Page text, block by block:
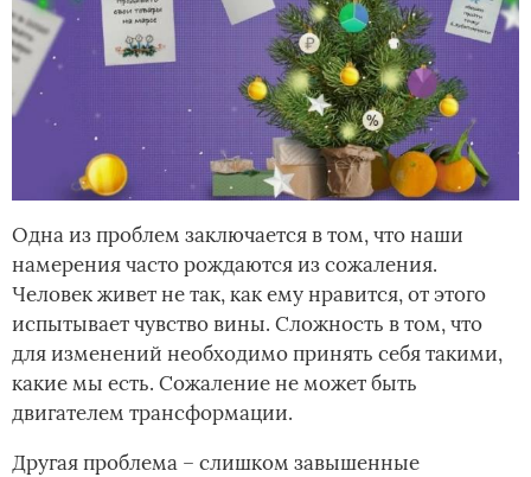
Одна из проблем заключается в том, что наши
намерения часто рождаются из сожаления.
Человек живет не так, как ему нравится, от этого
испытывает чувство вины. Сложность в том, что
для изменений необходимо принять себя такими,
какие мы есть. Сожаление не может быть
двигателем трансформации.
Другая проблема – слишком завышенные